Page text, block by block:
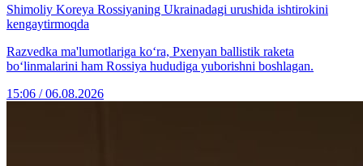
Shimoliy Koreya Rossiyaning Ukrainadagi urushida ishtirokini
kengaytirmoqda
Razvedka ma'lumotlariga ko‘ra, Pxenyan ballistik raketa
bo‘linmalarini ham Rossiya hududiga yuborishni boshlagan.
15:06 / 06.08.2026